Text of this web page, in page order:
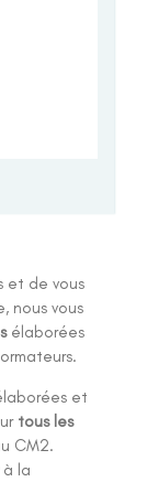
et de vous
nous vous
élaborées
et
tous les
CM2.
à la